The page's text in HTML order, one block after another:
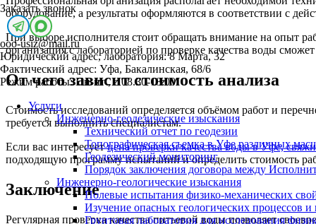
Заказать звонок
ooo-usiz@mail.ru
Юридический адрес, лаборатория: 8 Марта, 32
Фактический адрес: Уфа, Бакалинская, 68/6
Режим работы: Пн-пт , с 08.30-18:00
Услуги
Инженерно-геодезические изыскания
Технический отчет по геодезии
Топографическая съемка в Уфе различных
Геодезический мониторинг
Порядок заключения договора между
Инженерно-геологические изыскания
Полевые испытания физико-механических
Изучение опасных геологических процессов и
Грунтовая лаборатория для исследования
оборудование, а результаты оформляются в соответствии с
При выборе исполнителя стоит обращать внимание на опыт
организация с лабораторией по проверке качества воды
От чего зависит стоимость анализа
Стоимость исследований определяется объёмом работ и
требуется выполнить специалистам.
Если вас интересуетцена проверки качества воды в Уфе,
подходящую программу испытаний и определить стоимость
Заключение
Регулярная проверка качества питьевой воды позволяет